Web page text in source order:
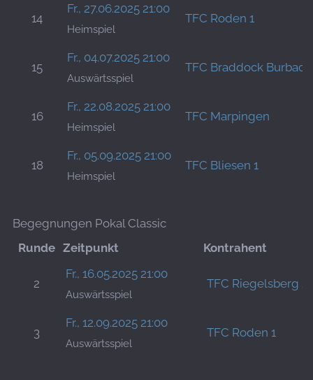
14
Fr., 27.06.2025 21:00
Heimspiel
TFC Roden 1
15
Fr., 04.07.2025 21:00
Auswärtsspiel
TFC Braddock Burbach
16
Fr., 22.08.2025 21:00
Heimspiel
TFC Marpingen
18
Fr., 05.09.2025 21:00
Heimspiel
TFC Bliesen 1
Begegnungen Pokal Classic
Runde Zeitpunkt Kontrahent
2
Fr., 16.05.2025 21:00
Auswärtsspiel
TFC Riegelsberg 2
3
Fr., 12.09.2025 21:00
Auswärtsspiel
TFC Roden 1